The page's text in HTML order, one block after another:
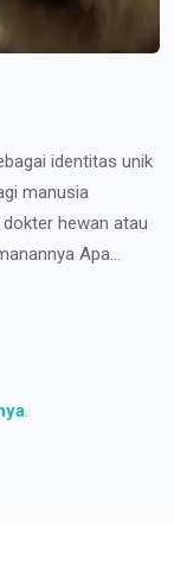
identitas unik
manusia
hewan atau
Apa...